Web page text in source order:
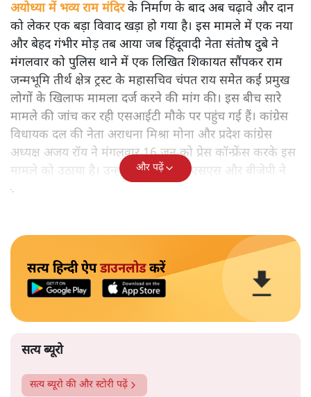
अयोध्या में भव्य राम मंदिरके निर्माण के बाद अब चढ़ावे और दान
को लेकर एक बड़ा विवाद खड़ा हो गया है। इस मामले में एक नया
और बेहद गंभीर मोड़ तब आया जब हिंदूवादी नेता संतोष दुबे ने
मंगलवार को पुलिस थाने में एक लिखित शिकायत सौंपकर राम
जन्मभूमि तीर्थ क्षेत्र ट्रस्ट के महासचिव चंपत राय समेत कई प्रमुख
लोगों के खिलाफ मामला दर्ज करने की मांग की। इस बीच सारे
मामले की जांच कर रही एसआईटी मौके पर पहुंच गई हैं। कांग्रेस
विधायक दल की नेता अराधना मिश्रा मोना और प्रदेश कांग्रेस
अध्यक्ष अजय रॉय ने मंगलवार 16 जून को प्रेस कॉन्फ्रेंस करके इस
मामले को उठाया है। उन्होंने कहा कि आरएसएस और बीजेपी ने
श्रीराम के नाम पर जनता को संगठित तरीके से लूटा है।
और पढ़ें
सत्य हिन्दी ऐपडाउनलोडकरें
सत्य ब्यूरो
सत्य ब्यूरो की और स्टोरी पढ़ें